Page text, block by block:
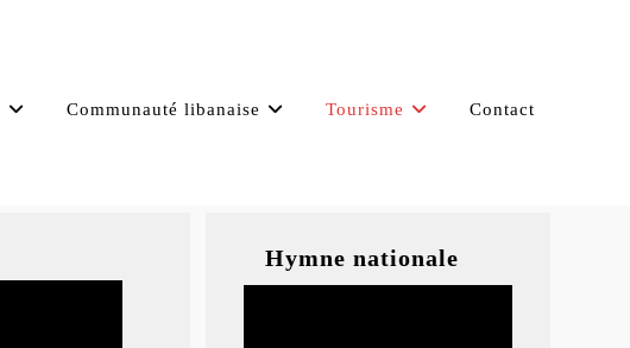
Communauté libanaise Tourisme Contact
Hymne nationale